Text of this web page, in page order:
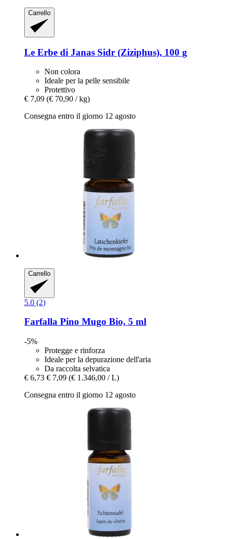
Carrello
Le Erbe di Janas Sidr (Ziziphus), 100 g
Non colora
Ideale per la pelle sensibile
Protettivo
€ 7,09 (€ 70,90 / kg)
Consegna entro il giorno 12 agosto
Carrello
5.0 (2)
Farfalla Pino Mugo Bio, 5 ml
-5%
Protegge e rinforza
Ideale per la depurazione dell'aria
Da raccolta selvatica
€ 6,73 € 7,09 (€ 1.346,00 / L)
Consegna entro il giorno 12 agosto